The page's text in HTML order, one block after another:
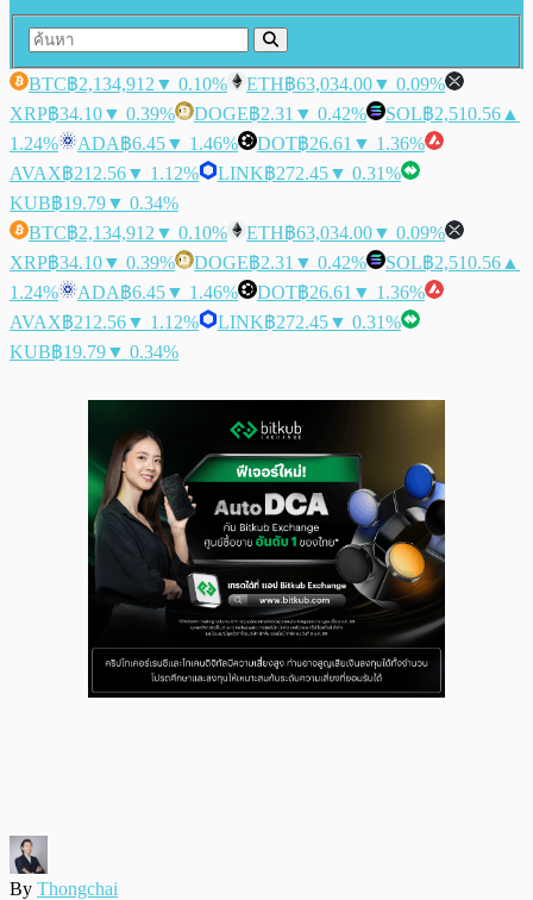
BTC฿2,134,912 ▼ 0.10% ETH฿63,034.00▼ 0.09%
XRP฿34.10▼ 0.39% DOGE฿2.31 ▼ 0.42% SOL฿2,510.56 ▲
1.24%
ADA฿6.45▼ 1.46% DOT฿26.61 ▼ 1.36%
AVAX฿212.56▼ 1.12% LINK฿272.45▼ 0.31%
KUB฿19.79▼ 0.34%
BTC฿2,134,912 ▼ 0.10% ETH฿63,034.00▼ 0.09%
XRP฿34.10▼ 0.39% DOGE฿2.31 ▼ 0.42% SOL฿2,510.56 ▲
1.24%
ADA฿6.45▼ 1.46% DOT฿26.61 ▼ 1.36%
AVAX฿212.56▼ 1.12% LINK฿272.45▼ 0.31%
KUB฿19.79▼ 0.34%
By Thongchai